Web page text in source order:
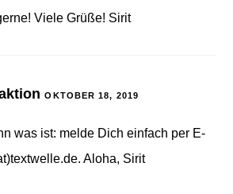
Viele Grüße! Sirit
OKTOBER 18, 2019
was ist: melde Dich einfach per E-
Aloha, Sirit